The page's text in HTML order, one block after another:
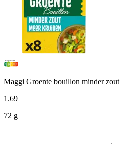
Maggi Groente bouillon minder zout
1 .69
72 g